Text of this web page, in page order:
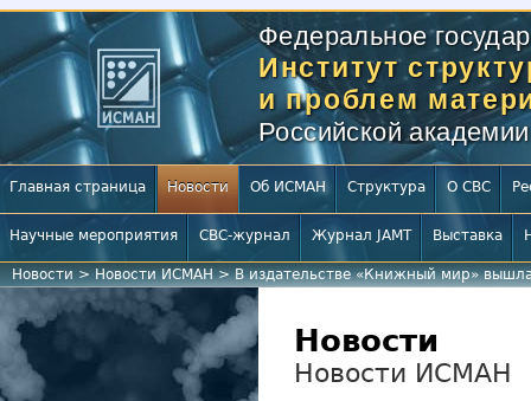
Федеральное
Институт
и проблем
Российской
Главная страница Новости Об ИСМАН Структура О СВС
Научные мероприятия СВС-журнал Журнал JAMT Выставка
Новости>Новости ИСМАН>В издательстве «Книжный мир»
Новости
Новости ИСМАН